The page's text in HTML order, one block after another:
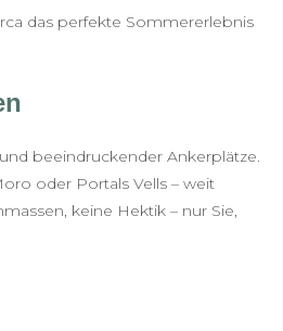
das perfekte Sommererlebnis
beeindruckender Ankerplätze.
oder Portals Vells – weit
keine Hektik – nur Sie,